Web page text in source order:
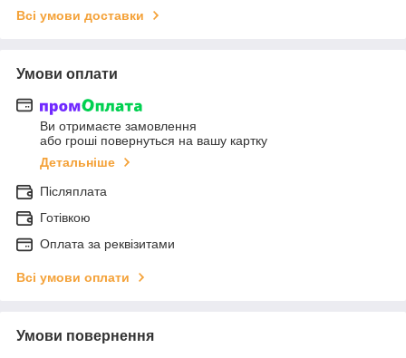
Всі умови доставки
Умови оплати
Ви отримаєте замовлення
або гроші повернуться на вашу картку
Детальніше
Післяплата
Готівкою
Оплата за реквізитами
Всі умови оплати
Умови повернення